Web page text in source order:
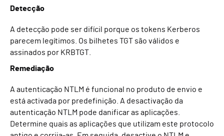
Detecção
A detecção pode ser difícil porque os tokens Kerberos
parecem legítimos. Os bilhetes TGT são válidos e
assinados por KRBTGT.
Remediação
A autenticação NTLM é funcional no produto de envio e
está activada por predefinição. A desactivação da
autenticação NTLM pode danificar as aplicações.
Determine quais as aplicações que utilizam este protocolo